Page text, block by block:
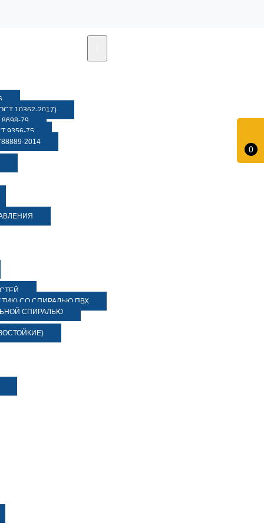
0
10362-2017)
79
9356-75
2014
СО СПИРАЛЬЮ ПВХ
СПИРАЛЬЮ